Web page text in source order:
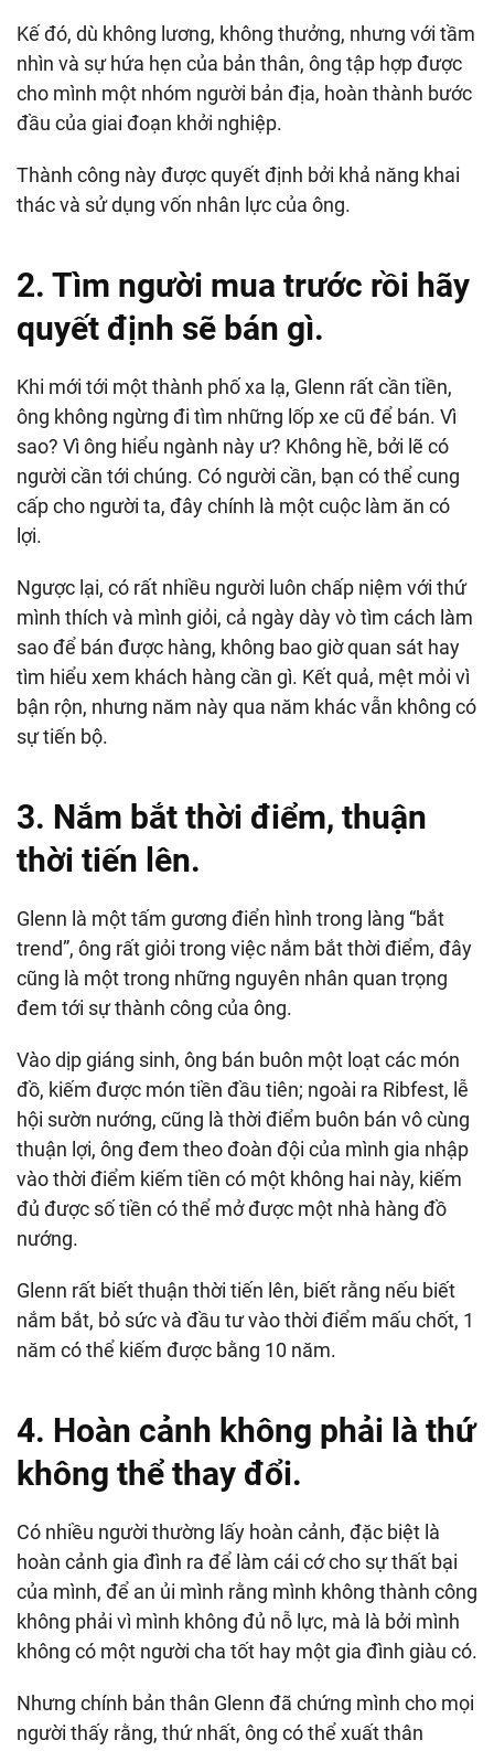
Kế đó, dù không lương, không thưởng, nhưng với tầm
nhìn và sự hứa hẹn của bản thân, ông tập hợp được
cho mình một nhóm người bản địa, hoàn thành bước
đầu của giai đoạn khởi nghiệp.
Thành công này được quyết định bởi khả năng khai
thác và sử dụng vốn nhân lực của ông.
2. Tìm người mua trước rồi hãy
quyết định sẽ bán gì.
Khi mới tới một thành phố xa lạ, Glenn rất cần tiền,
ông không ngừng đi tìm những lốp xe cũ để bán. Vì
sao? Vì ông hiểu ngành này ư? Không hề, bởi lẽ có
người cần tới chúng. Có người cần, bạn có thể cung
cấp cho người ta, đây chính là một cuộc làm ăn có
lợi.
Ngược lại, có rất nhiều người luôn chấp niệm với thứ
mình thích và mình giỏi, cả ngày dày vò tìm cách làm
sao để bán được hàng, không bao giờ quan sát hay
tìm hiểu xem khách hàng cần gì. Kết quả, mệt mỏi vì
bận rộn, nhưng năm này qua năm khác vẫn không có
sự tiến bộ.
3. Nắm bắt thời điểm, thuận
thời tiến lên.
Glenn là một tấm gương điển hình trong làng “bắt
trend”, ông rất giỏi trong việc nắm bắt thời điểm, đây
cũng là một trong những nguyên nhân quan trọng
đem tới sự thành công của ông.
Vào dịp giáng sinh, ông bán buôn một loạt các món
đồ, kiếm được món tiền đầu tiên; ngoài ra Ribfest, lễ
hội sườn nướng, cũng là thời điểm buôn bán vô cùng
thuận lợi, ông đem theo đoàn đội của mình gia nhập
vào thời điểm kiếm tiền có một không hai này, kiếm
đủ được số tiền có thể mở được một nhà hàng đồ
nướng.
Glenn rất biết thuận thời tiến lên, biết rằng nếu biết
nắm bắt, bỏ sức và đầu tư vào thời điểm mấu chốt, 1
năm có thể kiếm được bằng 10 năm.
4. Hoàn cảnh không phải là thứ
không thể thay đổi.
Có nhiều người thường lấy hoàn cảnh, đặc biệt là
hoàn cảnh gia đình ra để làm cái cớ cho sự thất bại
của mình, để an ủi mình rằng mình không thành công
không phải vì mình không đủ nỗ lực, mà là bởi mình
không có một người cha tốt hay một gia đình giàu có.
Nhưng chính bản thân Glenn đã chứng mình cho mọi
người thấy rằng, thứ nhất, ông có thể xuất thân